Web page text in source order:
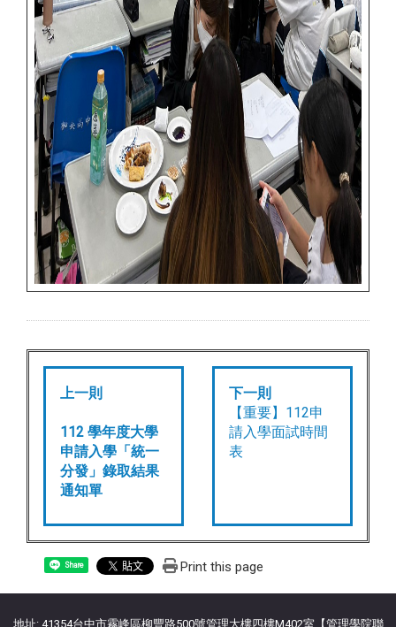
上一則
112 學年度大學
申請入學「統一
分發」錄取結果
通知單
下一則
【重要】112申
請入學面試時間
表
Share Print this page
地址: 41354台中市霧峰區柳豐路500號管理大樓四樓M402室【管理學院聯